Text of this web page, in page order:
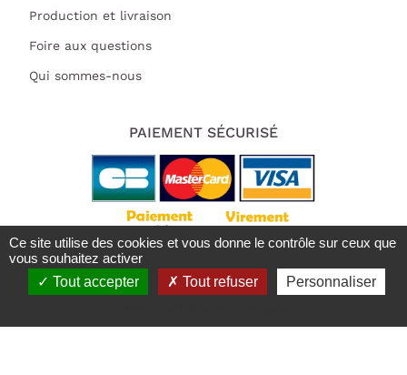
Ce site utilise des cookies et vous donne le contrôle sur ceux que
vous souhaitez activer
Tout accepter
Tout refuser Personnaliser
Production et livraison
Foire aux questions
Qui sommes-nous
PAIEMENT SÉCURISÉ